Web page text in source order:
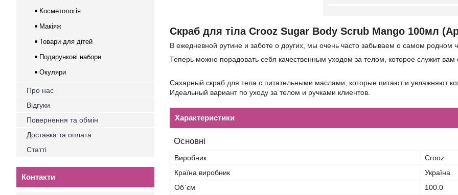
Скраб для тіла Crooz Sugar Body Scrub Mango 100мл
В ежедневной рутине и заботе о других, мы очень часто забываем о самом родном
Теперь можно порадовать себя качественным уходом за телом, которое служит вам
Сахарный скраб для тела с питательными маслами, которые питают и увлажняют
Идеальный вариант по уходу за телом и ручками клиентов.
Характеристики
Основні
Виробник
Crooz
Країна виробник
Україна
Об`єм
100.0
Косметологія
Макіяж
Товари для дітей
Подарункові набори
Окуляри
Про нас
Відгуки
Повернення та обмін
Доставка та оплата
Статті
Контакти